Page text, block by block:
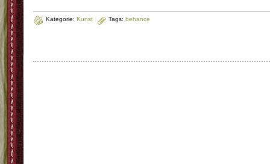
Kategorie: Kunst Tags: behance